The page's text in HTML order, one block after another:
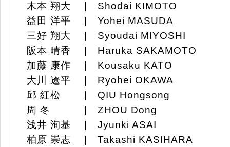
木本 翔大 | Shodai KIMOTO
益田 洋平 | Yohei MASUDA
三好 翔大 | Syoudai MIYOSHI
阪本 晴香 | Haruka SAKAMOTO
加藤 康作 | Kousaku KATO
大川 遼平 | Ryohei OKAWA
邱 紅松 | QIU Hongsong
周 冬 | ZHOU Dong
浅井 洵基 | Jyunki ASAI
柏原 崇志 | Takashi KASIHARA